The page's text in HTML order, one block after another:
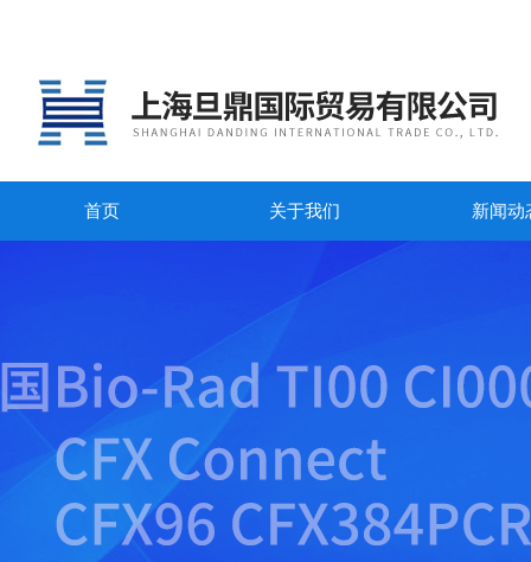
首页 关于我们 新闻动